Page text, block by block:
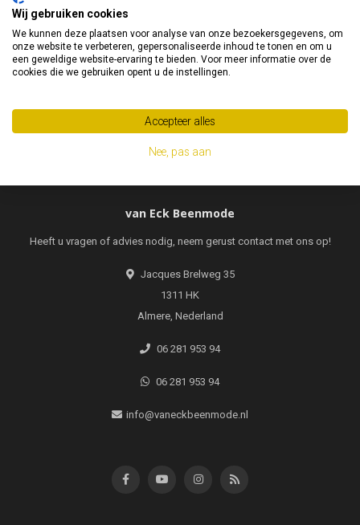
Abonneer je op onze nieuwsbrief
Blijf op de hoogte van onze laatste acties
van Eck Beenmode
Heeft u vragen of advies nodig, neem gerust contact met ons op!
Jacques Brelweg 35
1311 HK
Almere, Nederland
06 281 953 94
06 281 953 94
info@vaneckbeenmode.nl
Wij gebruiken cookies
We kunnen deze plaatsen voor analyse van onze bezoekersgegevens, om
onze website te verbeteren, gepersonaliseerde inhoud te tonen en om u
een geweldige website-ervaring te bieden. Voor meer informatie over de
cookies die we gebruiken opent u de instellingen.
Accepteer alles
Nee, pas aan